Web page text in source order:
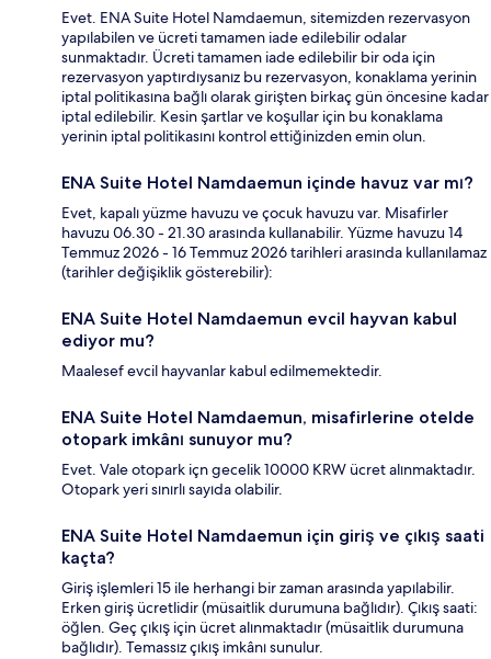
Evet. ENA Suite Hotel Namdaemun, sitemizden rezervasyon
yapılabilen ve ücreti tamamen iade edilebilir odalar
sunmaktadır. Ücreti tamamen iade edilebilir bir oda için
rezervasyon yaptırdıysanız bu rezervasyon, konaklama yerinin
iptal politikasına bağlı olarak girişten birkaç gün öncesine kadar
iptal edilebilir. Kesin şartlar ve koşullar için bu konaklama
yerinin iptal politikasını kontrol ettiğinizden emin olun.
ENA Suite Hotel Namdaemun içinde havuz var mı?
Evet, kapalı yüzme havuzu ve çocuk havuzu var. Misafirler
havuzu 06.30 - 21.30 arasında kullanabilir. Yüzme havuzu 14
Temmuz 2026 - 16 Temmuz 2026 tarihleri arasında kullanılamaz
(tarihler değişiklik gösterebilir):
ENA Suite Hotel Namdaemun evcil hayvan kabul
ediyor mu?
Maalesef evcil hayvanlar kabul edilmemektedir.
ENA Suite Hotel Namdaemun, misafirlerine otelde
otopark imkânı sunuyor mu?
Evet. Vale otopark içn gecelik 10000 KRW ücret alınmaktadır.
Otopark yeri sınırlı sayıda olabilir.
ENA Suite Hotel Namdaemun için giriş ve çıkış saati
kaçta?
Giriş işlemleri 15 ile herhangi bir zaman arasında yapılabilir.
Erken giriş ücretlidir (müsaitlik durumuna bağlıdır). Çıkış saati:
öğlen. Geç çıkış için ücret alınmaktadır (müsaitlik durumuna
bağlıdır). Temassız çıkış imkânı sunulur.